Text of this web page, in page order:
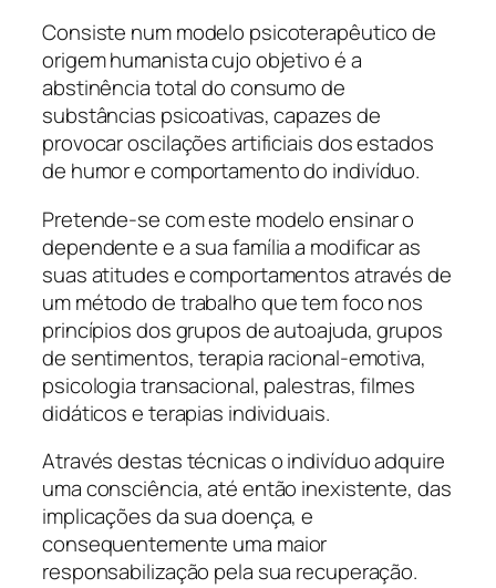
Consiste num modelo psicoterapêutico de
origem humanista cujo objetivo é a
abstinência total do consumo de
substâncias psicoativas, capazes de
provocar oscilações artificiais dos estados
de humor e comportamento do indivíduo.
Pretende-se com este modelo ensinar o
dependente e a sua família a modificar as
suas atitudes e comportamentos através de
um método de trabalho que tem foco nos
princípios dos grupos de autoajuda, grupos
de sentimentos, terapia racional-emotiva,
psicologia transacional, palestras, filmes
didáticos e terapias individuais.
Através destas técnicas o indivíduo adquire
uma consciência, até então inexistente, das
implicações da sua doença, e
consequentemente uma maior
responsabilização pela sua recuperação.